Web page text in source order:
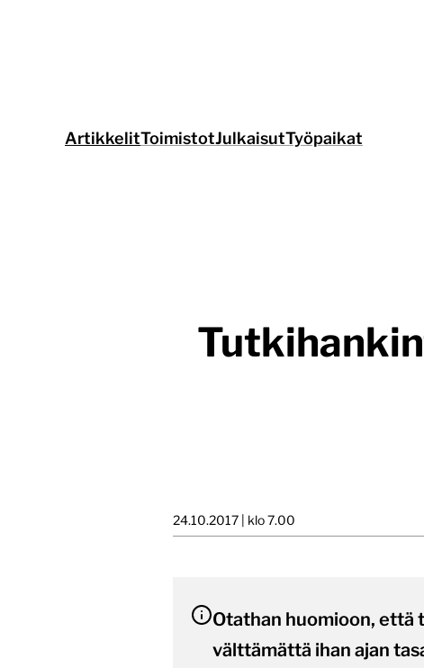
ArtikkelitToimistotJulkaisutTyöpaikat
24.10.2017 | klo 7.00
Otathan huomioon, että
välttämättä ihan ajan